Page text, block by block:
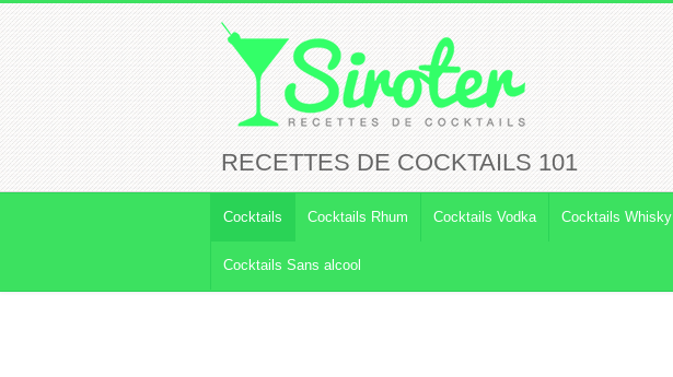
RECETTES DE COCKTAILS 101
Cocktails Cocktails Rhum Cocktails Vodka Cocktails Whisky
Cocktails Sans alcool